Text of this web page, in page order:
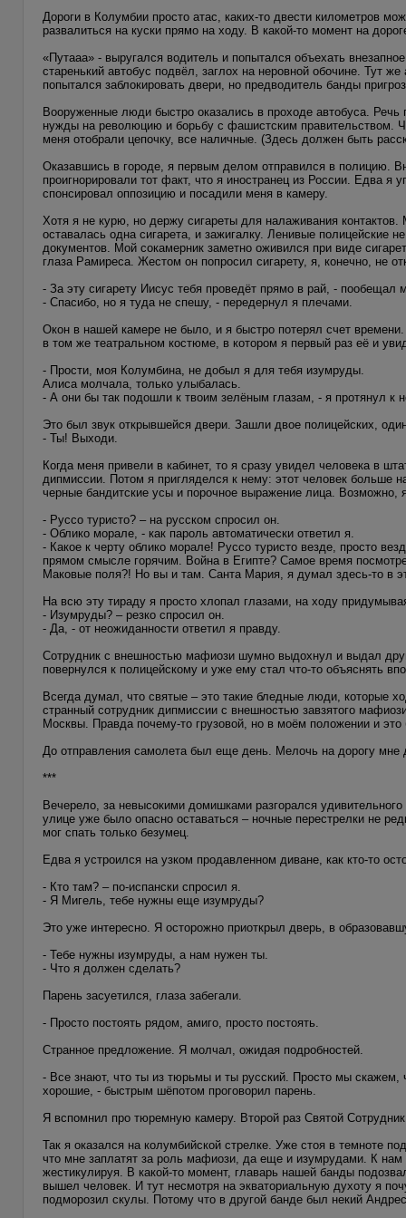
Дороги в Колумбии просто атас, каких-то двести километров
развалиться на куски прямо на ходу. В какой-то момент на
«Путааа» - выругался водитель и попытался объехать
старенький автобус подвёл, заглох на неровной обочине. Тут
попытался заблокировать двери, но предводитель банды
Вооруженные люди быстро оказались в проходе автобуса. Речь
нужды на революцию и борьбу с фашистским правительством.
меня отобрали цепочку, все наличные. (Здесь должен быть
Оказавшись в городе, я первым делом отправился в полицию.
проигнорировали тот факт, что я иностранец из России. Едва
спонсировал оппозицию и посадили меня в камеру.
Хотя я не курю, но держу сигареты для налаживания
оставалась одна сигарета, и зажигалку. Ленивые
документов. Мой сокамерник заметно оживился при виде
глаза Рамиреса. Жестом он попросил сигарету, я, конечно, не
- За эту сигарету Иисус тебя проведёт прямо в рай, - пообещал
- Спасибо, но я туда не спешу, - передернул я плечами.
Окон в нашей камере не было, и я быстро потерял счет
в том же театральном костюме, в котором я первый раз её и
- Прости, моя Колумбина, не добыл я для тебя изумруды.
Алиса молчала, только улыбалась.
- А они бы так подошли к твоим зелёным глазам, - я протянул к
Это был звук открывшейся двери. Зашли двое полицейских,
- Ты! Выходи.
Когда меня привели в кабинет, то я сразу увидел человека в
дипмиссии. Потом я пригляделся к нему: этот человек больше
черные бандитские усы и порочное выражение лица. Возможно,
- Руссо туристо? – на русском спросил он.
- Облико морале, - как пароль автоматически ответил я.
- Какое к черту облико морале! Руссо туристо везде, просто
прямом смысле горячим. Война в Египте? Самое время
Маковые поля?! Но вы и там. Санта Мария, я думал здесь-то в
На всю эту тираду я просто хлопал глазами, на ходу
- Изумруды? – резко спросил он.
- Да, - от неожиданности ответил я правду.
Сотрудник с внешностью мафиози шумно выдохнул и выдал
повернулся к полицейскому и уже ему стал что-то объяснять
Всегда думал, что святые – это такие бледные люди, которые
странный сотрудник дипмиссии с внешностью завзятого
Москвы. Правда почему-то грузовой, но в моём положении и
До отправления самолета был еще день. Мелочь на дорогу
***
Вечерело, за невысокими домишками разгорался
улице уже было опасно оставаться – ночные перестрелки не
мог спать только безумец.
Едва я устроился на узком продавленном диване, как кто-то
- Кто там? – по-испански спросил я.
- Я Мигель, тебе нужны еще изумруды?
Это уже интересно. Я осторожно приоткрыл дверь, в
- Тебе нужны изумруды, а нам нужен ты.
- Что я должен сделать?
Парень засуетился, глаза забегали.
- Просто постоять рядом, амиго, просто постоять.
Странное предложение. Я молчал, ожидая подробностей.
- Все знают, что ты из тюрьмы и ты русский. Просто мы
хорошие, - быстрым шёпотом проговорил парень.
Я вспомнил про тюремную камеру. Второй раз Святой
Так я оказался на колумбийской стрелке. Уже стоя в темноте
что мне заплатят за роль мафиози, да еще и изумрудами. К нам
жестикулируя. В какой-то момент, главарь нашей банды
вышел человек. И тут несмотря на экваториальную духоту я
подморозил скулы. Потому что в другой банде был некий